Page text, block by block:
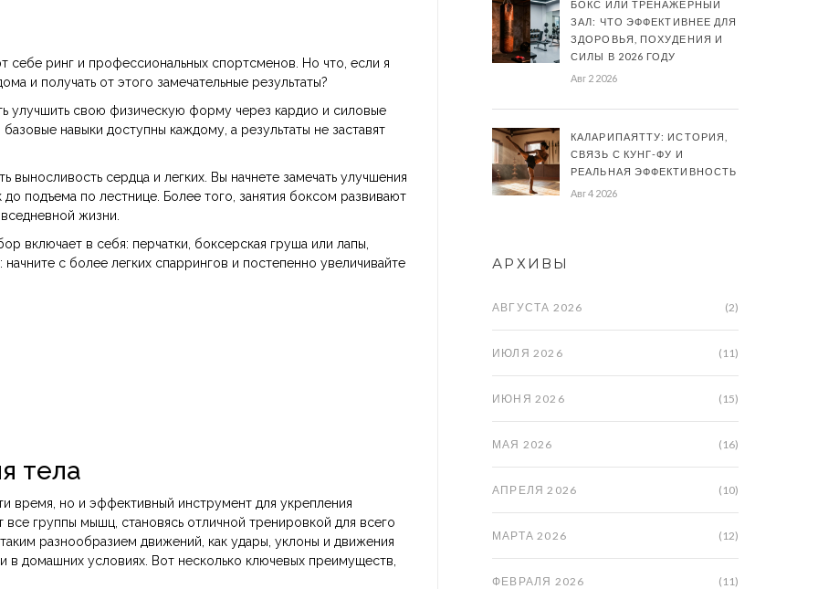
себе ринг и профессиональных спортсменов. Но что, если я
и получать от этого замечательные результаты?
улучшить свою физическую форму через кардио и силовые
навыки доступны каждому, а результаты не заставят
сердца и легких. Вы начнете замечать улучшения
подъема по лестнице. Более того, занятия боксом развивают
жизни.
включает в себя: перчатки, боксерская груша или лапы,
с более легких спаррингов и постепенно увеличивайте
тела
время, но и эффективный инструмент для укрепления
группы мышц, становясь отличной тренировкой для всего
разнообразием движений, как удары, уклоны и движения
в домашних условиях. Вот несколько ключевых преимуществ,
БОКС ИЛИ ТРЕНАЖЕРНЫЙ
ЗАЛ: ЧТО ЭФФЕКТИВНЕЕ ДЛЯ
ЗДОРОВЬЯ, ПОХУДЕНИЯ И
СИЛЫ В 2026 ГОДУ
Авг 2 2026
КАЛАРИПАЯТТУ: ИСТОРИЯ,
СВЯЗЬ С КУНГ-ФУ И
РЕАЛЬНАЯ ЭФФЕКТИВНОСТЬ
Авг 4 2026
АРХИВЫ
АВГУСТА 2026 (2)
ИЮЛЯ 2026 (11)
ИЮНЯ 2026 (15)
МАЯ 2026 (16)
АПРЕЛЯ 2026 (10)
МАРТА 2026 (12)
ФЕВРАЛЯ 2026 (11)